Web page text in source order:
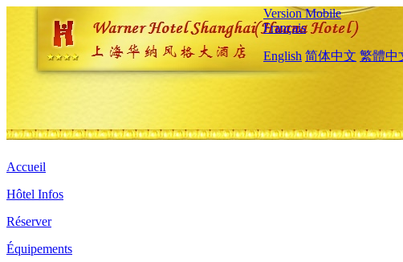
Version Mobile
Français
English 简体中文 繁體中
Accueil
Hôtel Infos
Réserver
Équipements